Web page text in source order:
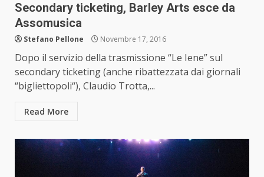
Secondary ticketing, Barley Arts esce da
Assomusica
Stefano Pellone Novembre 17, 2016
Dopo il servizio della trasmissione “Le Iene” sul
secondary ticketing (anche ribattezzata dai giornali
“bigliettopoli“), Claudio Trotta,...
Read More